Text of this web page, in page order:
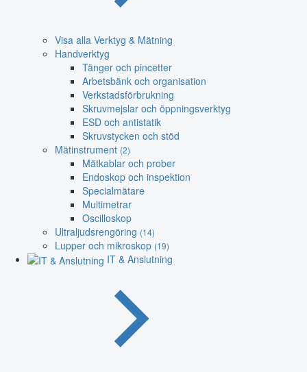
Visa alla Verktyg & Mätning
Handverktyg
Tänger och pincetter
Arbetsbänk och organisation
Verkstadsförbrukning
Skruvmejslar och öppningsverktyg
ESD och antistatik
Skruvstycken och stöd
Mätinstrument (2)
Mätkablar och prober
Endoskop och inspektion
Specialmätare
Multimetrar
Oscilloskop
Ultraljudsrengöring (14)
Lupper och mikroskop (19)
IT & Anslutning